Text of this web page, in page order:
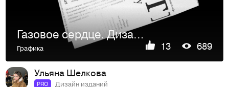
Газовое сердце. Дизайн книги
Графика 13 689
Ульяна Шелкова
PRO Дизайн изданий